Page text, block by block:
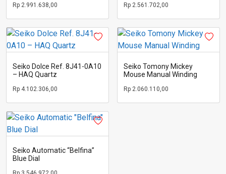
Rp 2.991.638,00 Rp 2.561.702,00
Seiko Dolce Ref. 8J41-0A10
– HAQ Quartz
Rp 4.102.306,00
Seiko Tomony Mickey
Mouse Manual Winding
Rp 2.060.110,00
Seiko Automatic “Belfina”
Blue Dial